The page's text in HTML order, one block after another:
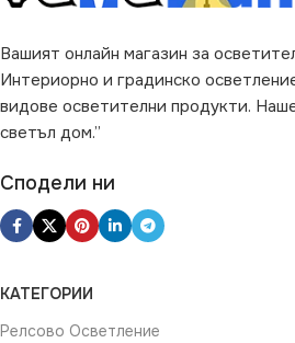
Вашият онлайн магазин за
Интериорно и градинско
видове осветителни продукти.
светъл дом.”
Сподели ни
КАТЕГОРИИ
Релсово Осветление